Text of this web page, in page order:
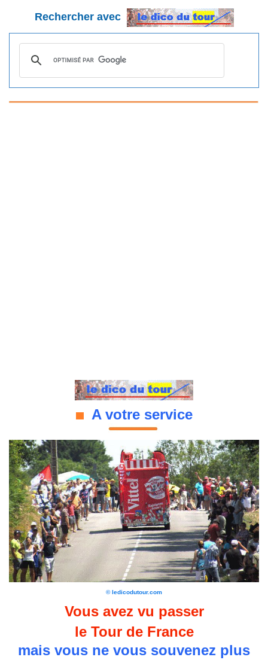
Rechercher avec
A votre service
© ledicodutour.com
Vous avez vu passer
le Tour de France
mais vous ne vous souvenez plus